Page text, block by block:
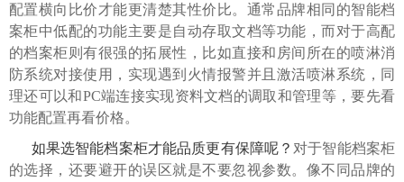
配置横向比价才能更清楚其性价比。通常品牌相同的智能档
案柜中低配的功能主要是自动存取文档等功能，而对于高配
的档案柜则有很强的拓展性，比如直接和房间所在的喷淋消
防系统对接使用，实现遇到火情报警并且激活喷淋系统，同
理还可以和PC端连接实现资料文档的调取和管理等，要先看
功能配置再看价格。
如果选智能档案柜才能品质更有保障呢？ 对于智能档案柜
的选择，还要避开的误区就是不要忽视参数。像不同品牌的